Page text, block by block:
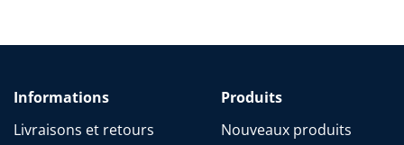
Informations
Livraisons et retours
Produits
Nouveaux produits